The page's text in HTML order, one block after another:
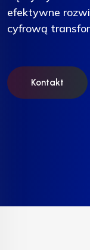
efektywne
cyfrową
Kontakt
efektywne
cyfrową
Kontakt
efektywne
cyfrową
Kontakt